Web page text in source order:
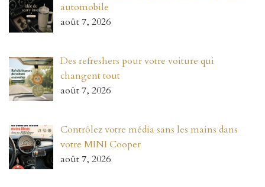
automobile
août 7, 2026
Des refreshers pour votre voiture qui
changent tout
août 7, 2026
Contrôlez votre média sans les mains dans
votre MINI Cooper
août 7, 2026